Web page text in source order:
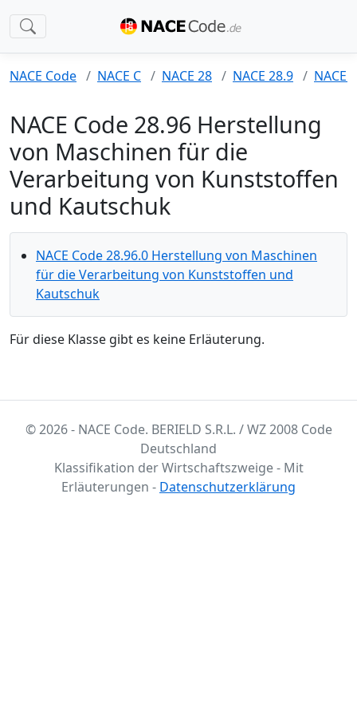
NACE Code NACE C NACE 28 NACE 28.9 NACE
NACE Code 28.96 Herstellung
von Maschinen für die
Verarbeitung von Kunststoffen
und Kautschuk
NACE Code 28.96.0 Herstellung von Maschinen
für die Verarbeitung von Kunststoffen und
Kautschuk
Für diese Klasse gibt es keine Erläuterung.
© 2026 - NACE Code. BERIELD S.R.L. / WZ 2008 Code
Deutschland
Klassifikation der Wirtschaftszweige - Mit
Erläuterungen - Datenschutzerklärung